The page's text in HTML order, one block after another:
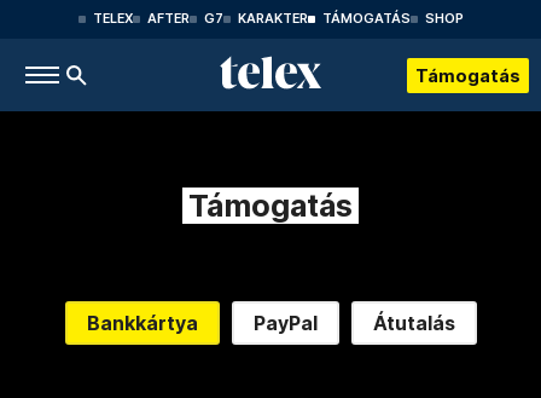
TELEX AFTER G7 KARAKTER TÁMOGATÁS SHOP
Támogatás
Támogatás
Bankkártya PayPal Átutalás